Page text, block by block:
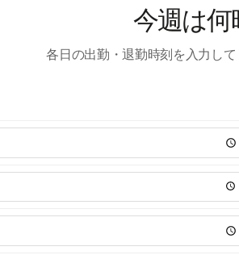
今週は何
各日の出勤・退勤時刻を入力し